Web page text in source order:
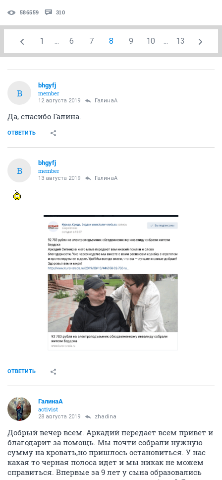
586559 310
1 ... 6 7 8 9 10 ... 13
B
bhgyfj
member
12 августа 2019 ГалинаА
Да, спасибо Галина.
ОТВЕТИТЬ
B
bhgyfj
member
13 августа 2019 ГалинаА
ОТВЕТИТЬ
ГалинаА
activist
28 августа 2019 zhadina
Добрый вечер всем. Аркадий передает всем привет и
благодарит за помощь. Мы почти собрали нужную
сумму на кровать,но пришлось остановиться. У нас
какая то черная полоса идет и мы никак не можем
справиться. Впервые за 9 лет у сына образовались